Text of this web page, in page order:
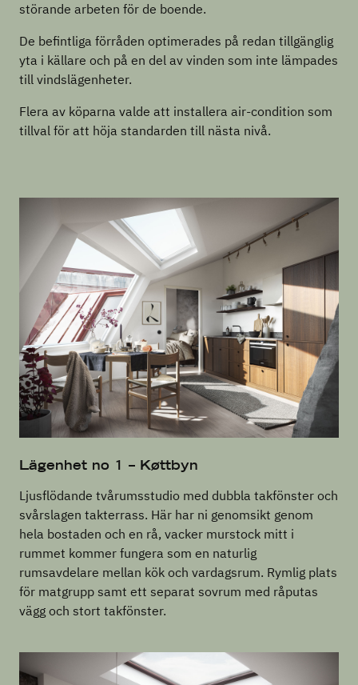
störande arbeten för de boende.
De befintliga förråden optimerades på redan tillgänglig
yta i källare och på en del av vinden som inte lämpades
till vindslägenheter.
Flera av köparna valde att installera air-condition som
tillval för att höja standarden till nästa nivå.
Lägenhet no 1 – Køttbyn
Ljusflödande tvårumsstudio med dubbla takfönster och
svårslagen takterrass. Här har ni genomsikt genom
hela bostaden och en rå, vacker murstock mitt i
rummet kommer fungera som en naturlig
rumsavdelare mellan kök och vardagsrum. Rymlig plats
för matgrupp samt ett separat sovrum med råputas
vägg och stort takfönster.